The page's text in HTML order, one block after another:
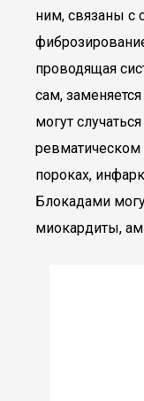
ним, связаны с
проводящая
сам,
могут
пороках,
Блокадами
миокардиты,